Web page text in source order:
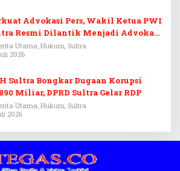
Advokasi Pers, Wakil Ketua PWI
Resmi Dilantik Menjadi Advokat
Utama, Hukum, Sultra
2026
Sultra Bongkar Dugaan Korupsi
Miliar, DPRD Sultra Gelar RDP
Utama, Hukum, Sultra
2026